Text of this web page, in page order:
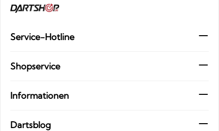
Service-Hotline
Shopservice
Informationen
Dartsblog